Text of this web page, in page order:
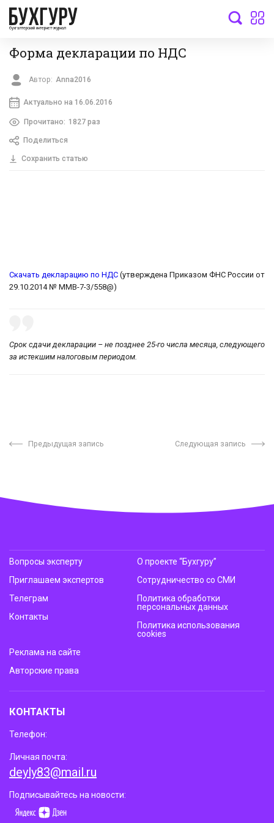
бухгалтерский интернет-журнал
Форма декларации по НДС
Автор: Anna2016
Актуально на 16.06.2016
Прочитано: 1827 раз
Поделиться
Сохранить статью
Скачать декларацию по НДС (утверждена Приказом ФНС России от
29.10.2014 № ММВ-7-3/558@)
Срок сдачи декларации – не позднее 25-го числа месяца, следующего
за истекшим налоговым периодом.
Предыдущая запись Следующая запись
Вопросы эксперту
Приглашаем экспертов
Телеграм
Контакты
О проекте “Бухгуру”
Сотрудничество со СМИ
Политика обработки
персональных данных
Политика использования
cookies
Реклама на сайте
Авторские права
КОНТАКТЫ
Телефон:
Личная почта:
deyly83@mail.ru
Подписывайтесь на новости: